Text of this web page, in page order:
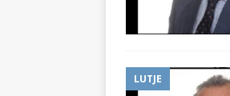
LUTJE